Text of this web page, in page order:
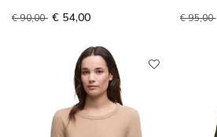
€ 90,00 € 54,00 € 95,00